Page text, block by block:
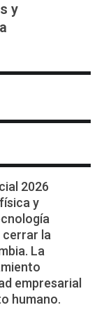
y
2026
y
cerrar la
La
empresarial
humano.